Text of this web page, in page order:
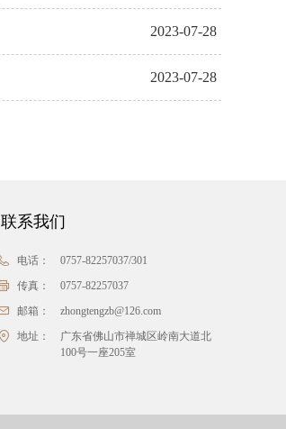
2023-07-28
2023-07-28
联系我们
电话：
0757-82257037/301
传真：
0757-82257037
邮箱：
zhongtengzb@126.com
地址：
广东省佛山市禅城区岭南大道北
100号一座205室